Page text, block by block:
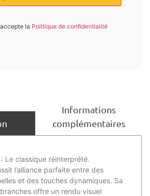
la Politique de confidentialité
Informations
complémentaires
Le classique réinterprété.
l’alliance parfaite entre des
et des touches dynamiques. Sa
offre un rendu visuel